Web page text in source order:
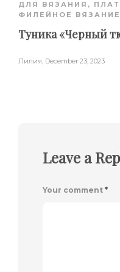
ДЛЯ ВЯЗАНИЯ ,
ФИЛЕЙНОЕ ВЯЗАНИЕ
Туника «Черный
Лилия, December 23, 2023
Leave a
Your comment *